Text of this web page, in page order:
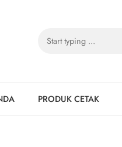
PRODUK CETAK